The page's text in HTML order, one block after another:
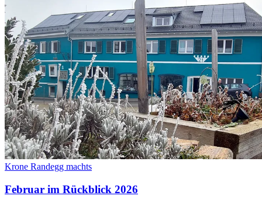
Krone Randegg machts
Februar im Rückblick 2026